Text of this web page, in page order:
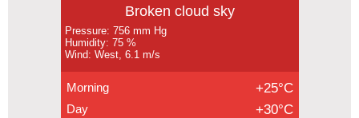
Broken cloud sky
Pressure: 756 mm Hg
Humidity: 75 %
Wind: West, 6.1 m/s
Morning +25°C
Day +30°C